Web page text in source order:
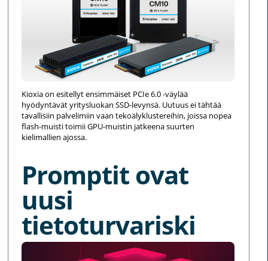
Kioxia on esitellyt ensimmäiset PCIe 6.0 -väylää
hyödyntävät yritysluokan SSD-levynsä. Uutuus ei tähtää
tavallisiin palvelimiin vaan tekoälyklustereihin, joissa nopea
flash-muisti toimii GPU-muistin jatkeena suurten
kielimallien ajossa.
Promptit ovat
uusi
tietoturvariski